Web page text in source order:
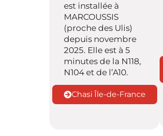
est installée à
MARCOUSSIS
(proche des Ulis)
depuis novembre
2025. Elle est à 5
minutes de la N118,
N104 et de l’A10.
Chasi Île-de-France